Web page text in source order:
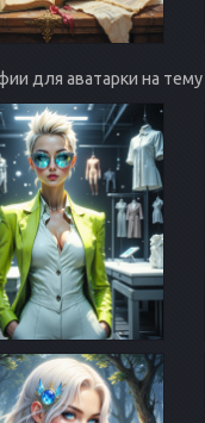
для аватарки на тему